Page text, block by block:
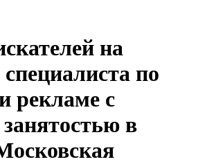
на
по
рекламе с
в